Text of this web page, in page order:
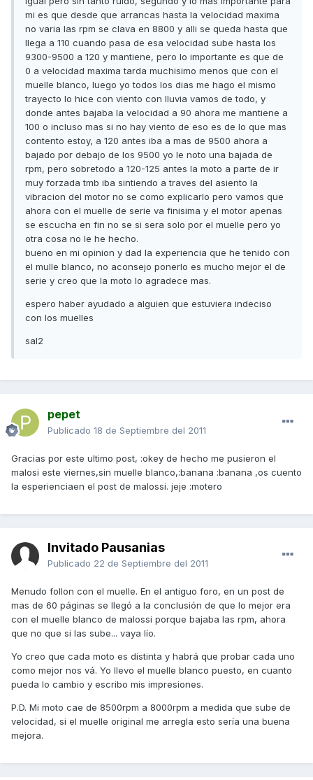
mi es que desde que arrancas hasta la velocidad maxima
no varia las rpm se clava en 8800 y alli se queda hasta que
llega a 110 cuando pasa de esa velocidad sube hasta los
9300-9500 a 120 y mantiene, pero lo importante es que de
0 a velocidad maxima tarda muchisimo menos que con el
muelle blanco, luego yo todos los dias me hago el mismo
trayecto lo hice con viento con lluvia vamos de todo, y
donde antes bajaba la velocidad a 90 ahora me mantiene a
100 o incluso mas si no hay viento de eso es de lo que mas
contento estoy, a 120 antes iba a mas de 9500 ahora a
bajado por debajo de los 9500 yo le noto una bajada de
rpm, pero sobretodo a 120-125 antes la moto a parte de ir
muy forzada tmb iba sintiendo a traves del asiento la
vibracion del motor no se como explicarlo pero vamos que
ahora con el muelle de serie va finisima y el motor apenas
se escucha en fin no se si sera solo por el muelle pero yo
otra cosa no le he hecho.
bueno en mi opinion y dad la experiencia que he tenido con
el mulle blanco, no aconsejo ponerlo es mucho mejor el de
serie y creo que la moto lo agradece mas.
espero haber ayudado a alguien que estuviera indeciso
con los muelles
sal2
pepet
Publicado 18 de Septiembre del 2011
Gracias por este ultimo post, :okey de hecho me pusieron el
malosi este viernes,sin muelle blanco,:banana :banana ,os cuento
la esperienciaen el post de malossi. jeje :motero
Invitado Pausanias
Publicado 22 de Septiembre del 2011
Menudo follon con el muelle. En el antiguo foro, en un post de
mas de 60 páginas se llegó a la conclusión de que lo mejor era
con el muelle blanco de malossi porque bajaba las rpm, ahora
que no que si las sube... vaya lío.
Yo creo que cada moto es distinta y habrá que probar cada uno
como mejor nos vá. Yo llevo el muelle blanco puesto, en cuanto
pueda lo cambio y escribo mis impresiones.
P.D. Mi moto cae de 8500rpm a 8000rpm a medida que sube de
velocidad, si el muelle original me arregla esto sería una buena
mejora.